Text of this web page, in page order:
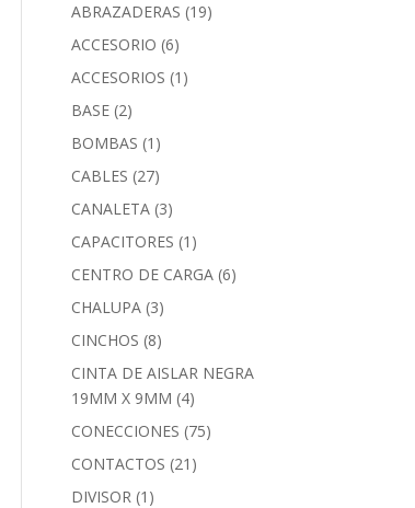
ABRAZADERAS (19)
ACCESORIO (6)
ACCESORIOS (1)
BASE (2)
BOMBAS (1)
CABLES (27)
CANALETA (3)
CAPACITORES (1)
CENTRO DE CARGA (6)
CHALUPA (3)
CINCHOS (8)
CINTA DE AISLAR NEGRA
19MM X 9MM (4)
CONECCIONES (75)
CONTACTOS (21)
DIVISOR (1)